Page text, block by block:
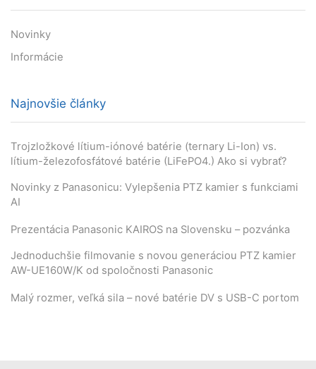
Novinky
Informácie
Najnovšie články
Trojzložkové lítium-iónové batérie (ternary Li-Ion) vs.
lítium-železofosfátové batérie (LiFePO4.) Ako si vybrať?
Novinky z Panasonicu: Vylepšenia PTZ kamier s funkciami
AI
Prezentácia Panasonic KAIROS na Slovensku – pozvánka
Jednoduchšie filmovanie s novou generáciou PTZ kamier
AW-UE160W/K od spoločnosti Panasonic
Malý rozmer, veľká sila – nové batérie DV s USB-C portom